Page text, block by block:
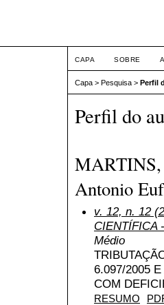
CAPA SOBRE
Capa > Pesquisa > Perfil
Perfil do
MARTINS,
Antonio
v. 12, n. 12
CIENTÍFICA
Médio
6.097/2005
COM
RESUMO